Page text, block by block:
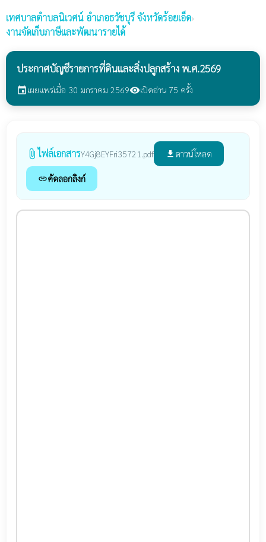
เทศบาลตำบลนิเวศน์ อำเภอธวัชบุรี จังหวัดร้อยเอ็ด›
งานจัดเก็บภาษีและพัฒนารายได้
ประกาศบัญชีรายการที่ดินและสิ่งปลูกสร้าง พ.ศ.2569
eventเผยแพร่เมื่อ 30 มกราคม 2569visibilityเปิดอ่าน 75 ครั้ง
attach_file ไฟล์เอกสารY4Gj8EYFri35721.pdf file_download ดาวน์โหลด
linkคัดลอกลิงก์